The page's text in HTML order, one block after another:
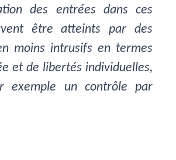
des entrées dans ces
être atteints par des
moins intrusifs en termes
et de libertés individuelles,
exemple un contrôle par